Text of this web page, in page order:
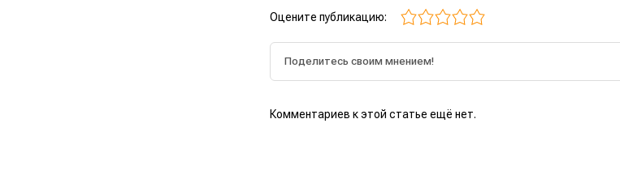
Оцените публикацию:
Комментариев к этой статье ещё нет.